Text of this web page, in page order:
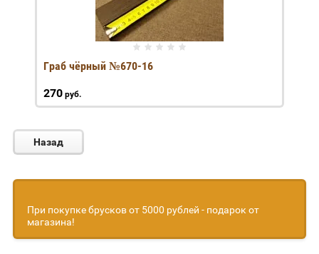
При покупке брусков от 5000 рублей - подарок от
магазина!
Граб чёрный №670-16
270 руб.
Назад